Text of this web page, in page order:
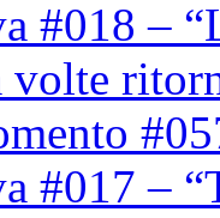
#018 –
#017 –